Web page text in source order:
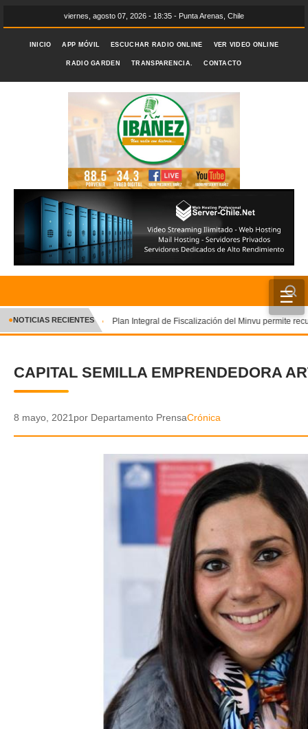
viernes, agosto 07, 2026 - 18:35 - Punta Arenas, Chile
INICIO APP MÓVIL ESCUCHAR RADIO ONLINE VER VIDEO ONLINE
RADIO GARDEN TRANSPARENCIA. CONTACTO
☰
INICIO
CRÓNICA
DEPORTES
POLICIAL
✕
●NOTICIAS RECIENTES Plan Integral de Fiscalización del Minvu permite
CAPITAL SEMILLA EMPRENDEDORA
8 mayo, 2021por Departamento PrensaCrónica